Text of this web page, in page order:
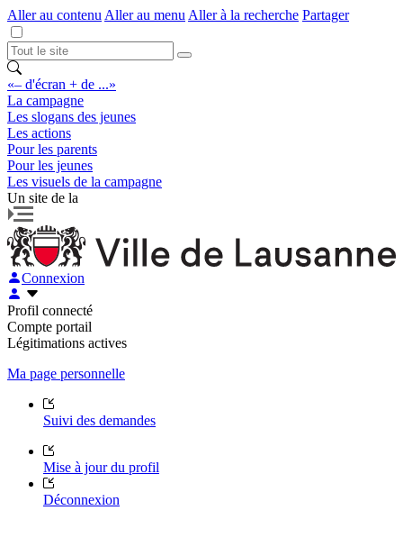
Aller au contenu Aller au menu Aller à la recherche Partager
«– d'écran + de ...»
La campagne
Les slogans des jeunes
Les actions
Pour les parents
Pour les jeunes
Les visuels de la campagne
Un site de la
Connexion
Profil connecté
Compte portail
Légitimations actives
Ma page personnelle
Suivi des demandes
Mise à jour du profil
Déconnexion